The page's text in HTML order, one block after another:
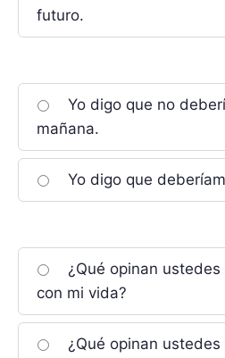
futuro.
Yo digo que no
mañana.
Yo digo que
¿Qué opinan
con mi vida?
¿Qué opinan